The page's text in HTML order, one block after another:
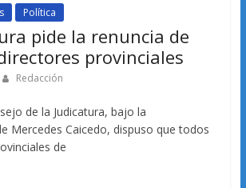
Política
pide la renuncia de
provinciales
Redacción
de la Judicatura, bajo la
Mercedes Caicedo, dispuso que todos
de